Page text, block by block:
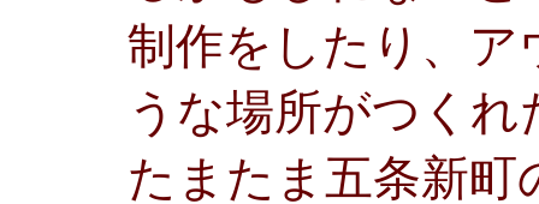
制作をしたり、
うな場所がつく
たまたま五条新